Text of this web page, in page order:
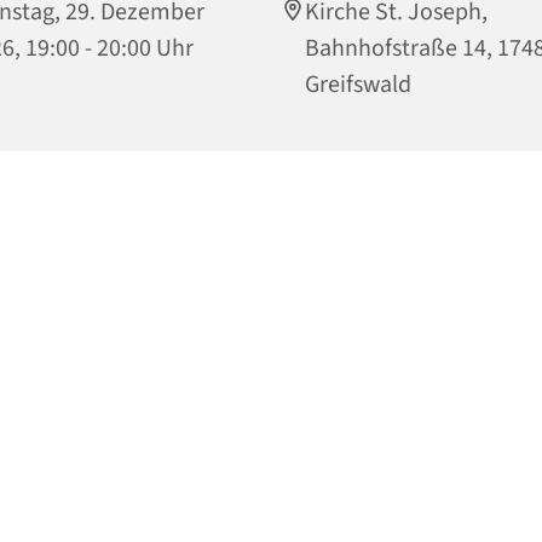
29. Dezember
19:00 - 20:00 Uhr
Kirche St. Joseph,
Bahnhofstraße 14,
Greifswald